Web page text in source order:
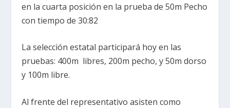
en la cuarta posición en la prueba de 50m Pecho
con tiempo de 30:82
La selección estatal participará hoy en las
pruebas: 400m libres, 200m pecho, y 50m dorso
y 100m libre.
Al frente del representativo asisten como